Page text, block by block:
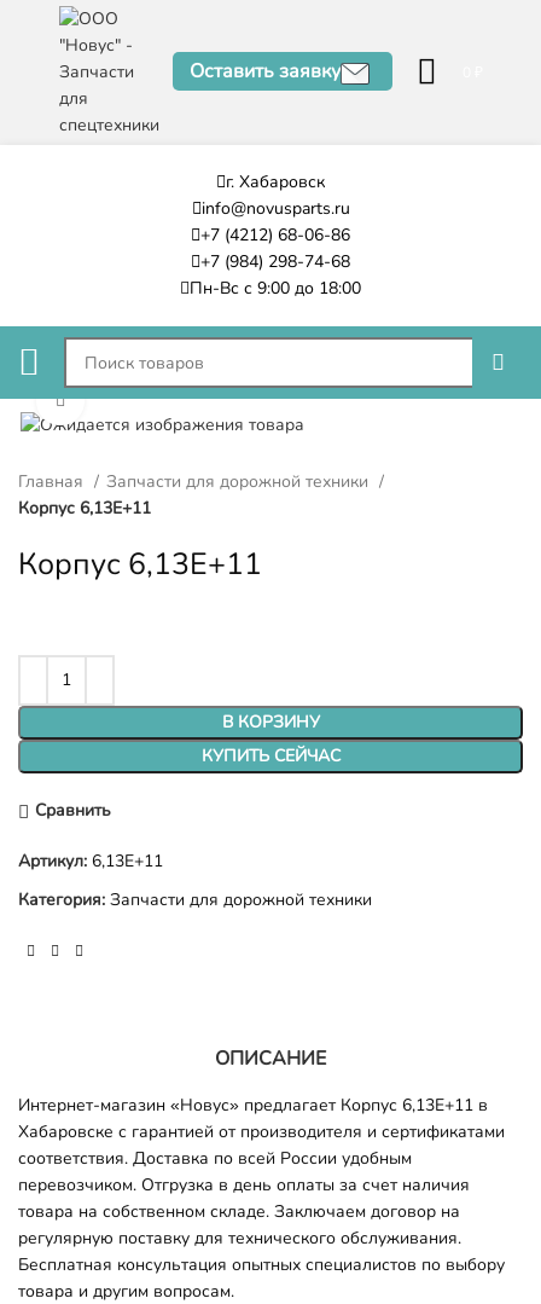
Оставить заявку
г. Хабаровск
info@novusparts.ru
+7 (4212) 68-06-86
+7 (984) 298-74-68
Пн-Вс с 9:00 до 18:00
Нажмите, чтобы увеличить
Главная
Запчасти для дорожной техники
Корпус 6,13E+11
Корпус 6,13E+11
В КОРЗИНУ
КУПИТЬ СЕЙЧАС
Сравнить
Артикул: 6,13E+11
Категория: Запчасти для дорожной техники
ОПИСАНИЕ
Интернет-магазин «Новус» предлагает Корпус 6,13E+11 в
Хабаровске с гарантией от производителя и сертификатами
соответствия. Доставка по всей России удобным
перевозчиком. Отгрузка в день оплаты за счет наличия
товара на собственном складе. Заключаем договор на
регулярную поставку для технического обслуживания.
Бесплатная консультация опытных специалистов по выбору
товара и другим вопросам.